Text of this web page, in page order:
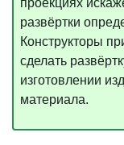
проекциях
развёртки
Конструкторы
сделать
изготовлении
материала.